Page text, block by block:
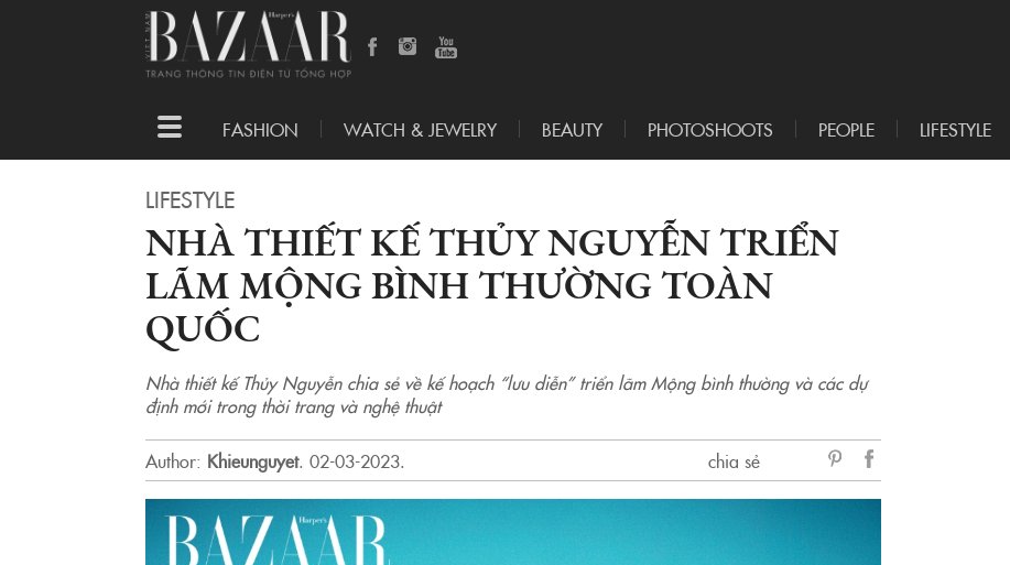
Toggle
navigation
FASHION WATCH & JEWELRY BEAUTY PHOTOSHOOTS PEOPLE LIFESTYLE
LIFESTYLE
NHÀ THIẾT KẾ THỦY NGUYỄN TRIỂN
LÃM MỘNG BÌNH THƯỜNG TOÀN
QUỐC
Nhà thiết kế Thủy Nguyễn chia sẻ về kế hoạch “lưu diễn” triển lãm Mộng bình thường và các dự
định mới trong thời trang và nghệ thuật
Author: Khieunguyet. 02-03-2023.
chia sẻ